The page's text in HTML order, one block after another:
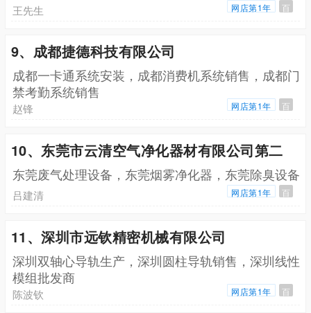
王先生 网店第1年 百
9、成都捷德科技有限公司
成都一卡通系统安装，成都消费机系统销售，成都门
禁考勤系统销售
赵锋 网店第1年 百
10、东莞市云清空气净化器材有限公司第二
东莞废气处理设备，东莞烟雾净化器，东莞除臭设备
吕建清 网店第1年 百
11、深圳市远钦精密机械有限公司
深圳双轴心导轨生产，深圳圆柱导轨销售，深圳线性
模组批发商
陈波钦 网店第1年 百